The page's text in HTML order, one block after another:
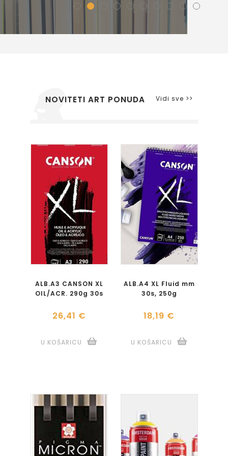
NOVITETI ART PONUDA Vidi sve >>
ALB.A3 CANSON XL
OIL/ACR. 290g 30s
26,41 €
U KOŠARICU
ALB.A4 XL Fluid mm
30s, 250g
18,19 €
U KOŠARICU